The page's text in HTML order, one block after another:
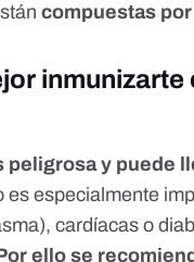
compuestas
peligrosa y puede
es especialmente
cardíacas o
ello se